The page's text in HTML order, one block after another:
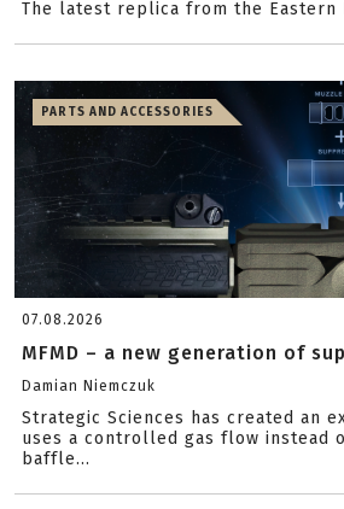
The latest replica from the Eastern
PARTS AND ACCESSORIES
07.08.2026
MFMD – a new generation of
Damian Niemczuk
Strategic Sciences has created an
uses a controlled gas flow instead
baffle...